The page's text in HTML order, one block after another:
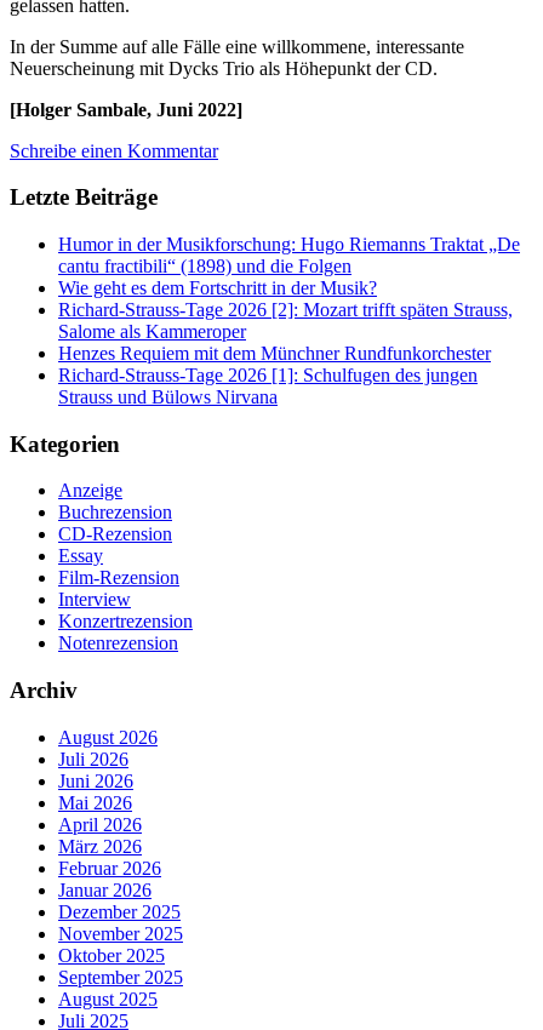
gelassen hatten.
In der Summe auf alle Fälle eine willkommene, interessante
Neuerscheinung mit Dycks Trio als Höhepunkt der CD.
[Holger Sambale, Juni 2022]
Schreibe einen Kommentar
Letzte Beiträge
Humor in der Musikforschung: Hugo Riemanns Traktat „De
cantu fractibili“ (1898) und die Folgen
Wie geht es dem Fortschritt in der Musik?
Richard-Strauss-Tage 2026 [2]: Mozart trifft späten Strauss,
Salome als Kammeroper
Henzes Requiem mit dem Münchner Rundfunkorchester
Richard-Strauss-Tage 2026 [1]: Schulfugen des jungen
Strauss und Bülows Nirvana
Kategorien
Anzeige
Buchrezension
CD-Rezension
Essay
Film-Rezension
Interview
Konzertrezension
Notenrezension
Archiv
August 2026
Juli 2026
Juni 2026
Mai 2026
April 2026
März 2026
Februar 2026
Januar 2026
Dezember 2025
November 2025
Oktober 2025
September 2025
August 2025
Juli 2025